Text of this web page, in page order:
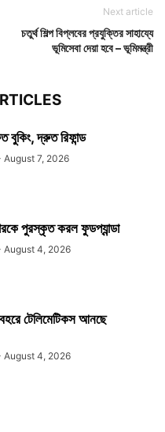
Next article
চতুর্থ শিল্প বিপ্লবের প্রযুক্তির সাহায্যে
ভূমিসেবা দেয়া হবে – ভূমিমন্ত্রী
বুকিং, দ্রুত রিফান্ড
August 7, 2026
পুরস্কৃত করল ফুডপ্যান্ডা
August 4, 2026
টেলিমেটিকস আনছে
August 4, 2026